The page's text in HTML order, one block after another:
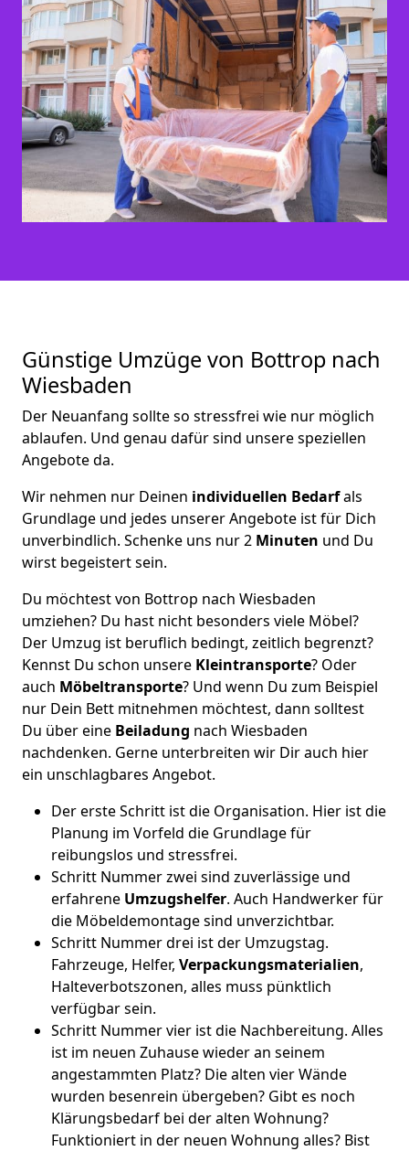
Günstige Umzüge von Bottrop nach
Wiesbaden
Der Neuanfang sollte so stressfrei wie nur möglich
ablaufen. Und genau dafür sind unsere speziellen
Angebote da.
Wir nehmen nur Deinen individuellen Bedarfals
Grundlage und jedes unserer Angebote ist für Dich
unverbindlich. Schenke uns nur 2 Minuten und Du
wirst begeistert sein.
Du möchtest von Bottrop nach Wiesbaden
umziehen? Du hast nicht besonders viele Möbel?
Der Umzug ist beruflich bedingt, zeitlich begrenzt?
Kennst Du schon unsere Kleintransporte? Oder
auch Möbeltransporte? Und wenn Du zum Beispiel
nur Dein Bett mitnehmen möchtest, dann solltest
Du über eine Beiladung nach Wiesbaden
nachdenken. Gerne unterbreiten wir Dir auch hier
ein unschlagbares Angebot.
Der erste Schritt ist die Organisation. Hier ist die
Planung im Vorfeld die Grundlage für
reibungslos und stressfrei.
Schritt Nummer zwei sind zuverlässige und
erfahrene Umzugshelfer. Auch Handwerker für
die Möbeldemontage sind unverzichtbar.
Schritt Nummer drei ist der Umzugstag.
Fahrzeuge, Helfer, Verpackungsmaterialien,
Halteverbotszonen, alles muss pünktlich
verfügbar sein.
Schritt Nummer vier ist die Nachbereitung. Alles
ist im neuen Zuhause wieder an seinem
angestammten Platz? Die alten vier Wände
wurden besenrein übergeben? Gibt es noch
Klärungsbedarf bei der alten Wohnung?
Funktioniert in der neuen Wohnung alles? Bist